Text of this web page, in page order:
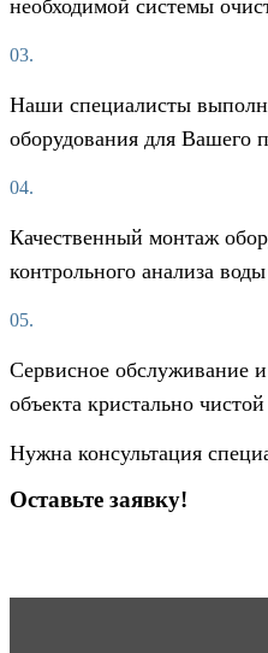
необходимой системы
03.
Наши специалисты
оборудования для Вашего
04.
Качественный монтаж
контрольного анализа воды
05.
Сервисное обслуживание
объекта кристально
Нужна консультация
Оставьте заявку!